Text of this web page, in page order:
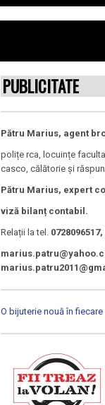
PUBLICITATE
Pătru Marius, agent
polițe rca, locuințe
casco, călătorie și
Pătru Marius, expert
viză bilanț contabil.
Relații la tel.
O bijuterie nouă în